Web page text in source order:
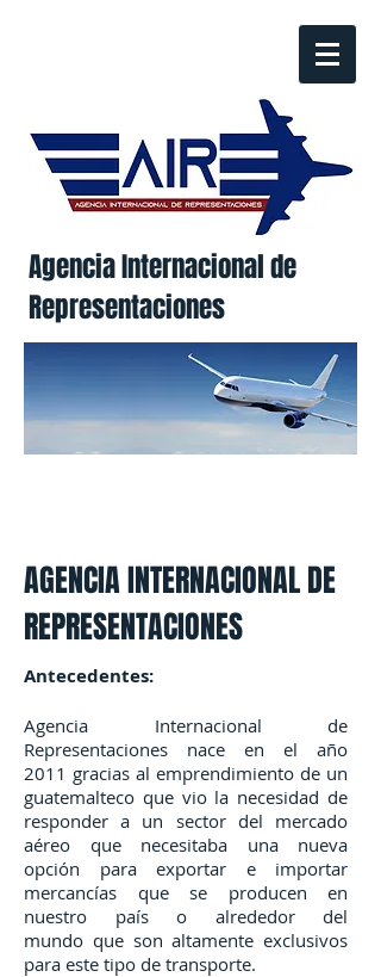
Agencia Internacional de
Representaciones
AGENCIA INTERNACIONAL DE
REPRESENTACIONES
Antecedentes:
Agencia Internacional de
Representaciones nace en el año
2011 gracias al emprendimiento de un
guatemalteco que vio la necesidad de
responder a un sector del mercado
aéreo que necesitaba una nueva
opción para exportar e importar
mercancías que se producen en
nuestro país o alrededor del
mundo que son altamente exclusivos
para este tipo de transporte.